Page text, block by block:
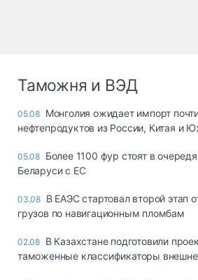
Таможня и ВЭД
05.08 Монголия ожидает импорт
нефтепродуктов из России, Китая и
05.08 Более 1100 фур стоят в
Беларуси с ЕС
03.08 В ЕАЭС стартовал второй этап
грузов по навигационным пломбам
02.08 В Казахстане подготовили
таможенные классификаторы